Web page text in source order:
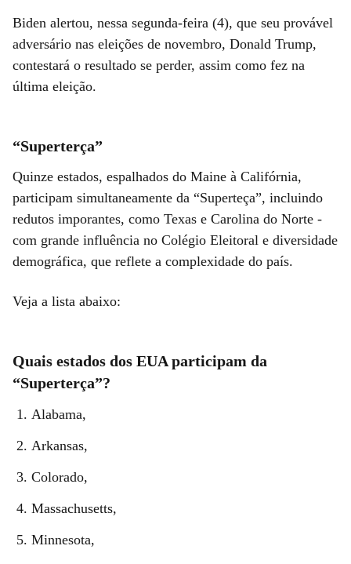
Biden alertou, nessa segunda-feira (4), que seu provável
adversário nas eleições de novembro, Donald Trump,
contestará o resultado se perder, assim como fez na
última eleição.
“Superterça”
Quinze estados, espalhados do Maine à Califórnia,
participam simultaneamente da “Superteça”, incluindo
redutos imporantes, como Texas e Carolina do Norte -
com grande influência no Colégio Eleitoral e diversidade
demográfica, que reflete a complexidade do país.
Veja a lista abaixo:
Quais estados dos EUA participam da
“Superterça”?
Alabama,
Arkansas,
Colorado,
Massachusetts,
Minnesota,